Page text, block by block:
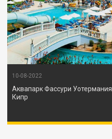
10-08-2022
Аквапарк Фассури
Кипр